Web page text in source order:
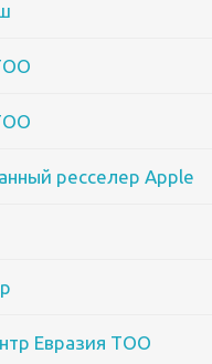
ресселер Apple
Евразия ТОО